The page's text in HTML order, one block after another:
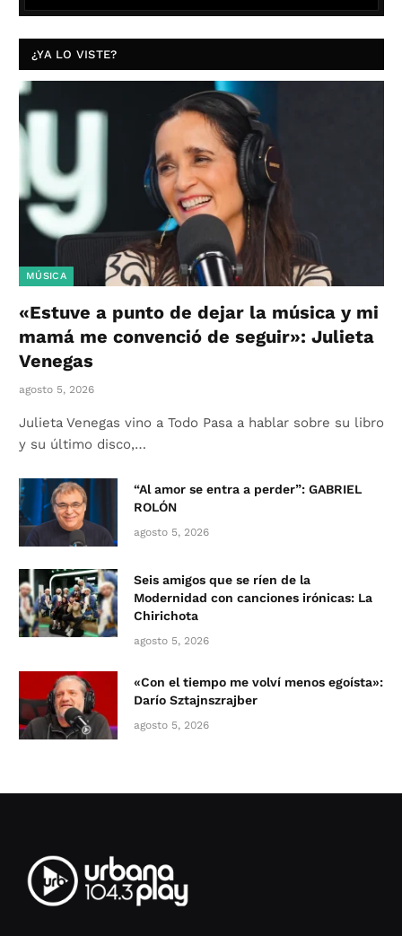
¿YA LO VISTE?
MÚSICA
«Estuve a punto de dejar la música y mi
mamá me convenció de seguir»: Julieta
Venegas
agosto 5, 2026
Julieta Venegas vino a Todo Pasa a hablar sobre su libro
y su último disco,…
“Al amor se entra a perder”: GABRIEL
ROLÓN
agosto 5, 2026
Seis amigos que se ríen de la
Modernidad con canciones irónicas: La
Chirichota
agosto 5, 2026
«Con el tiempo me volví menos egoísta»:
Darío Sztajnszrajber
agosto 5, 2026